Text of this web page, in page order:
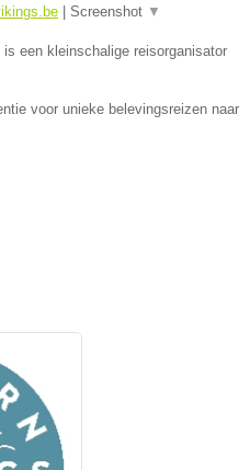
Screenshot ▼
een kleinschalige reisorganisator
voor unieke belevingsreizen naar